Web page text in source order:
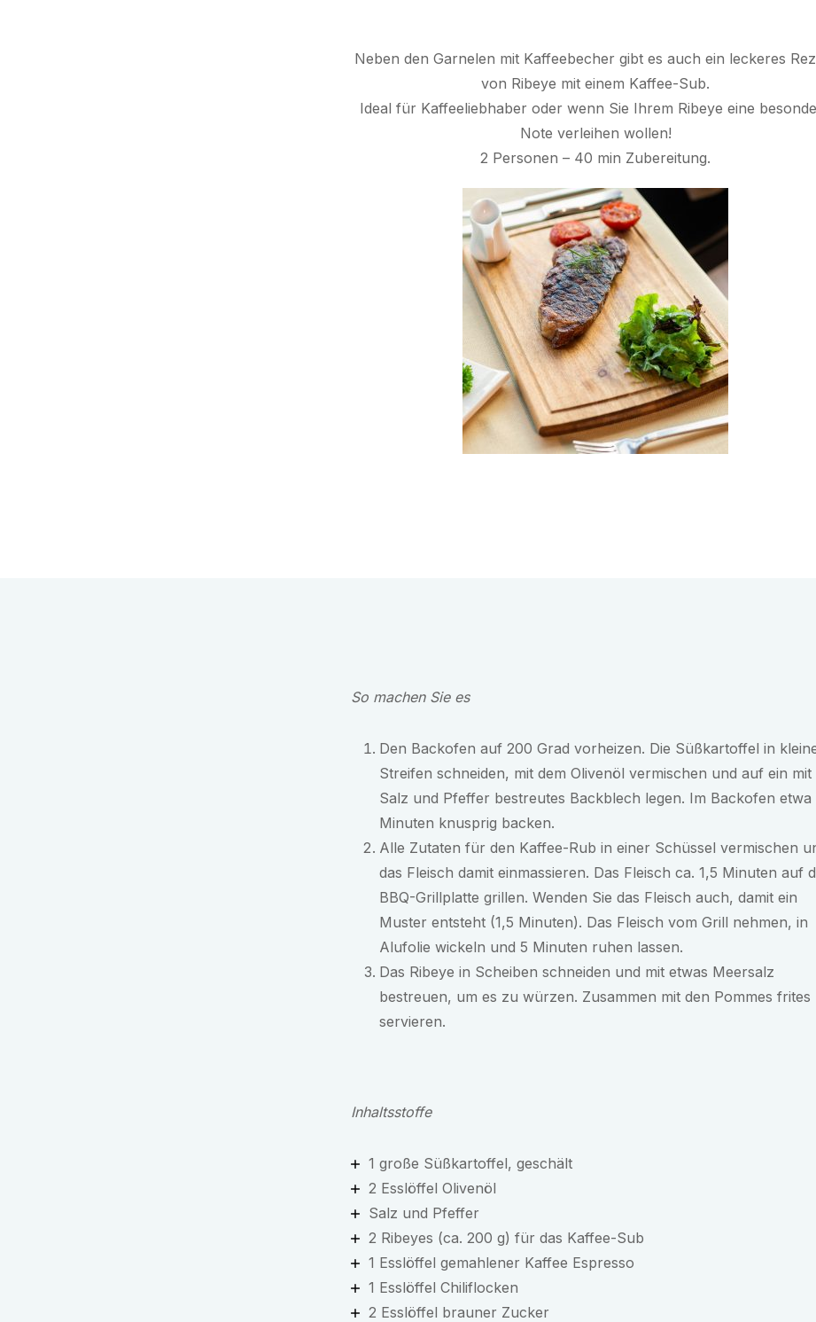
Neben den Garnelen mit Kaffeebecher gibt es auch ein leckeres
von Ribeye mit einem Kaffee-Sub.
Ideal für Kaffeeliebhaber oder wenn Sie Ihrem Ribeye eine
Note verleihen wollen!
2 Personen – 40 min Zubereitung.
So machen Sie es
Den Backofen auf 200 Grad vorheizen. Die Süßkartoffel in
Streifen schneiden, mit dem Olivenöl vermischen und auf ein mit
Salz und Pfeffer bestreutes Backblech legen. Im Backofen etwa
Minuten knusprig backen.
Alle Zutaten für den Kaffee-Rub in einer Schüssel vermischen
das Fleisch damit einmassieren. Das Fleisch ca. 1,5 Minuten auf
BBQ-Grillplatte grillen. Wenden Sie das Fleisch auch, damit ein
Muster entsteht (1,5 Minuten). Das Fleisch vom Grill nehmen, in
Alufolie wickeln und 5 Minuten ruhen lassen.
Das Ribeye in Scheiben schneiden und mit etwas Meersalz
bestreuen, um es zu würzen. Zusammen mit den Pommes frites
servieren.
Inhaltsstoffe
1 große Süßkartoffel, geschält
2 Esslöffel Olivenöl
Salz und Pfeffer
2 Ribeyes (ca. 200 g) für das Kaffee-Sub
1 Esslöffel gemahlener Kaffee Espresso
1 Esslöffel Chiliflocken
2 Esslöffel brauner Zucker